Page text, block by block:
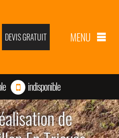
DEVIS GRATUIT MENU
indisponible
de